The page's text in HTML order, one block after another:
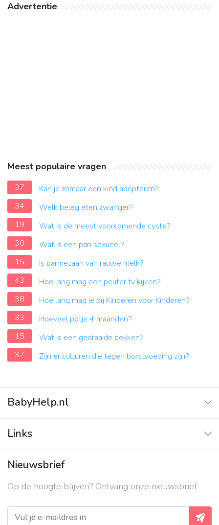
Advertentie
Meest populaire vragen
37
Kan je zomaar een kind adopteren?
34
Welk beleg eten zwanger?
19
Wat is de meest voorkomende cyste?
30
Wat is een pan sexueel?
15
Is parmezaan van rauwe melk?
43
Hoe lang mag een peuter tv kijken?
38
Hoe lang mag je bij Kinderen voor Kinderen?
33
Hoeveel potje 4 maanden?
15
Wat is een gedraaide bekken?
37
Zijn er culturen die tegen borstvoeding zijn?
BabyHelp.nl
Vraag & Antwoord
Links
Contact
Over ons
Privacy beleid
Nieuwsbrief
Op de hoogte blijven? Ontvang onze nieuwsbrief